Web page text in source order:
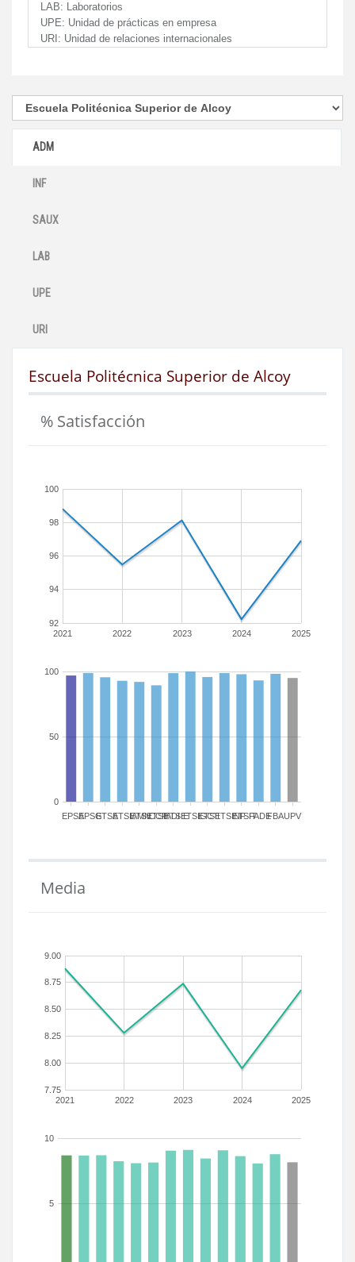
LAB: Laboratorios
UPE: Unidad de prácticas en empresa
URI: Unidad de relaciones internacionales
ADM
INF
SAUX
LAB
UPE
URI
Escuela Politécnica Superior de Alcoy
% Satisfacción
2021 2022 2023 2024 2025
92
94
96
98
100
EPSAEPSGETSAETSIAMN
ETSICCP
ETSIADI
ETSIEETSIGCT
ETSIIETSINFETSITFADEFBAUPV
0
50
100
Media
2021 2022 2023 2024 2025
7.75
8.00
8.25
8.50
8.75
9.00
5
10